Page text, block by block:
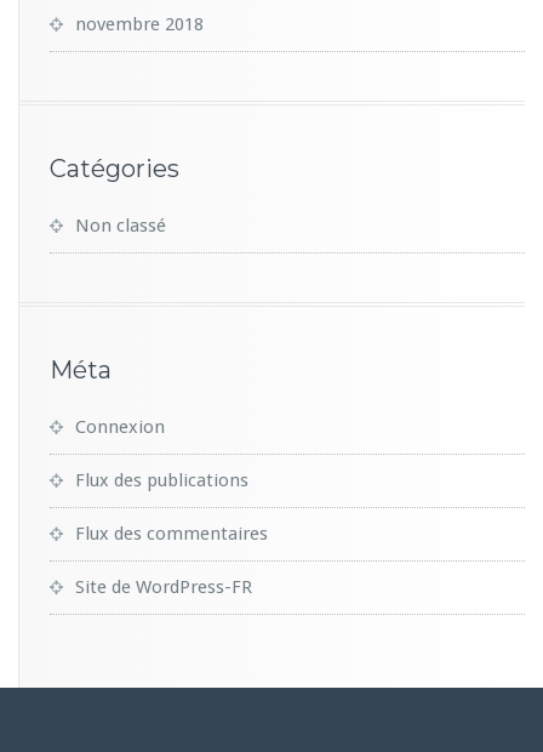
novembre 2018
Catégories
Non classé
Méta
Connexion
Flux des publications
Flux des commentaires
Site de WordPress-FR